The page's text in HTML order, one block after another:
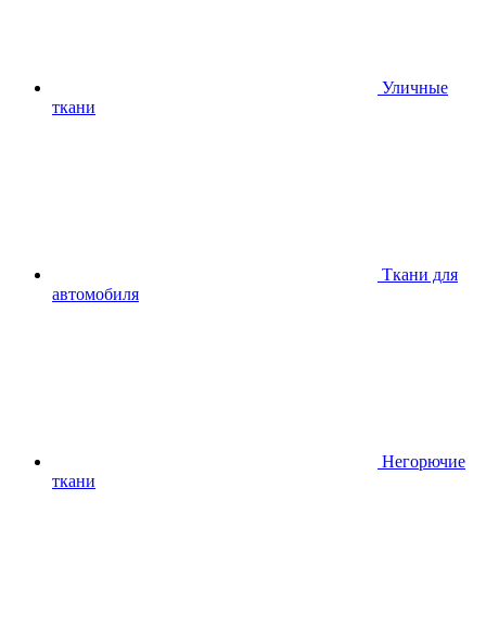
Уличные
ткани
Ткани для
автомобиля
Негорючие
ткани